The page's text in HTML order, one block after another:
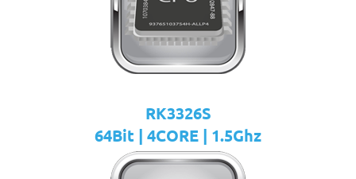
RK3326S
64Bit | 4CORE | 1.5Ghz